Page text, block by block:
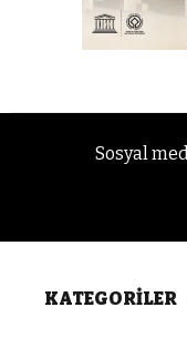
Sosyal
KATEGORİLER